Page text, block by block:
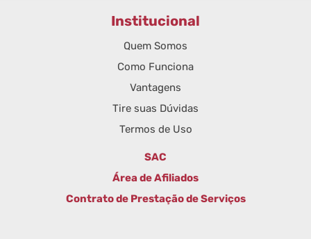
Institucional
Quem Somos
Como Funciona
Vantagens
Tire suas Dúvidas
Termos de Uso
SAC
Área de Afiliados
Contrato de Prestação de Serviços